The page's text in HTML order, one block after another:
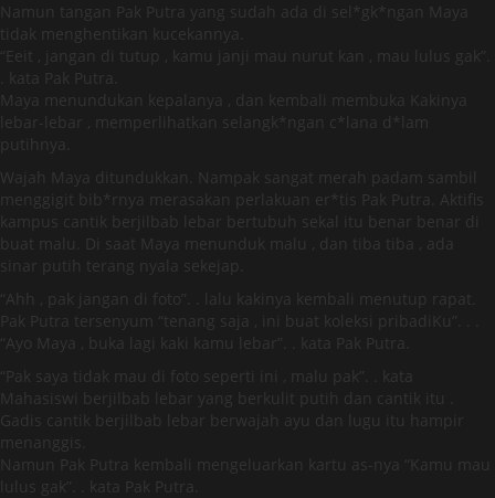
Namun tangan Pak Putra yang sudah ada di sel*gk*ngan Maya
tidak menghentikan kucekannya.
“Eeit , jangan di tutup , kamu janji mau nurut kan , mau lulus gak”.
. kata Pak Putra.
Maya menundukan kepalanya , dan kembali membuka Kakinya
lebar-lebar , memperlihatkan selangk*ngan c*lana d*lam
putihnya.
Wajah Maya ditundukkan. Nampak sangat merah padam sambil
menggigit bib*rnya merasakan perlakuan er*tis Pak Putra. Aktifis
kampus cantik berjilbab lebar bertubuh sekal itu benar benar di
buat malu. Di saat Maya menunduk malu , dan tiba tiba , ada
sinar putih terang nyala sekejap.
“Ahh , pak jangan di foto”. . lalu kakinya kembali menutup rapat.
Pak Putra tersenyum “tenang saja , ini buat koleksi pribadiKu”. . .
“Ayo Maya , buka lagi kaki kamu lebar”. . kata Pak Putra.
“Pak saya tidak mau di foto seperti ini , malu pak”. . kata
Mahasiswi berjilbab lebar yang berkulit putih dan cantik itu .
Gadis cantik berjilbab lebar berwajah ayu dan lugu itu hampir
menanggis.
Namun Pak Putra kembali mengeluarkan kartu as-nya “Kamu mau
lulus gak”. . kata Pak Putra.